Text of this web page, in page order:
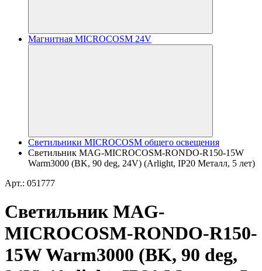
Магнитная MICROCOSM 24V
Светильники MICROCOSM общего освещения
Светильник MAG-MICROCOSM-RONDO-R150-15W
Warm3000 (BK, 90 deg, 24V) (Arlight, IP20 Металл, 5 лет)
Арт.: 051777
Светильник MAG-
MICROCOSM-RONDO-R150-
15W Warm3000 (BK, 90 deg,